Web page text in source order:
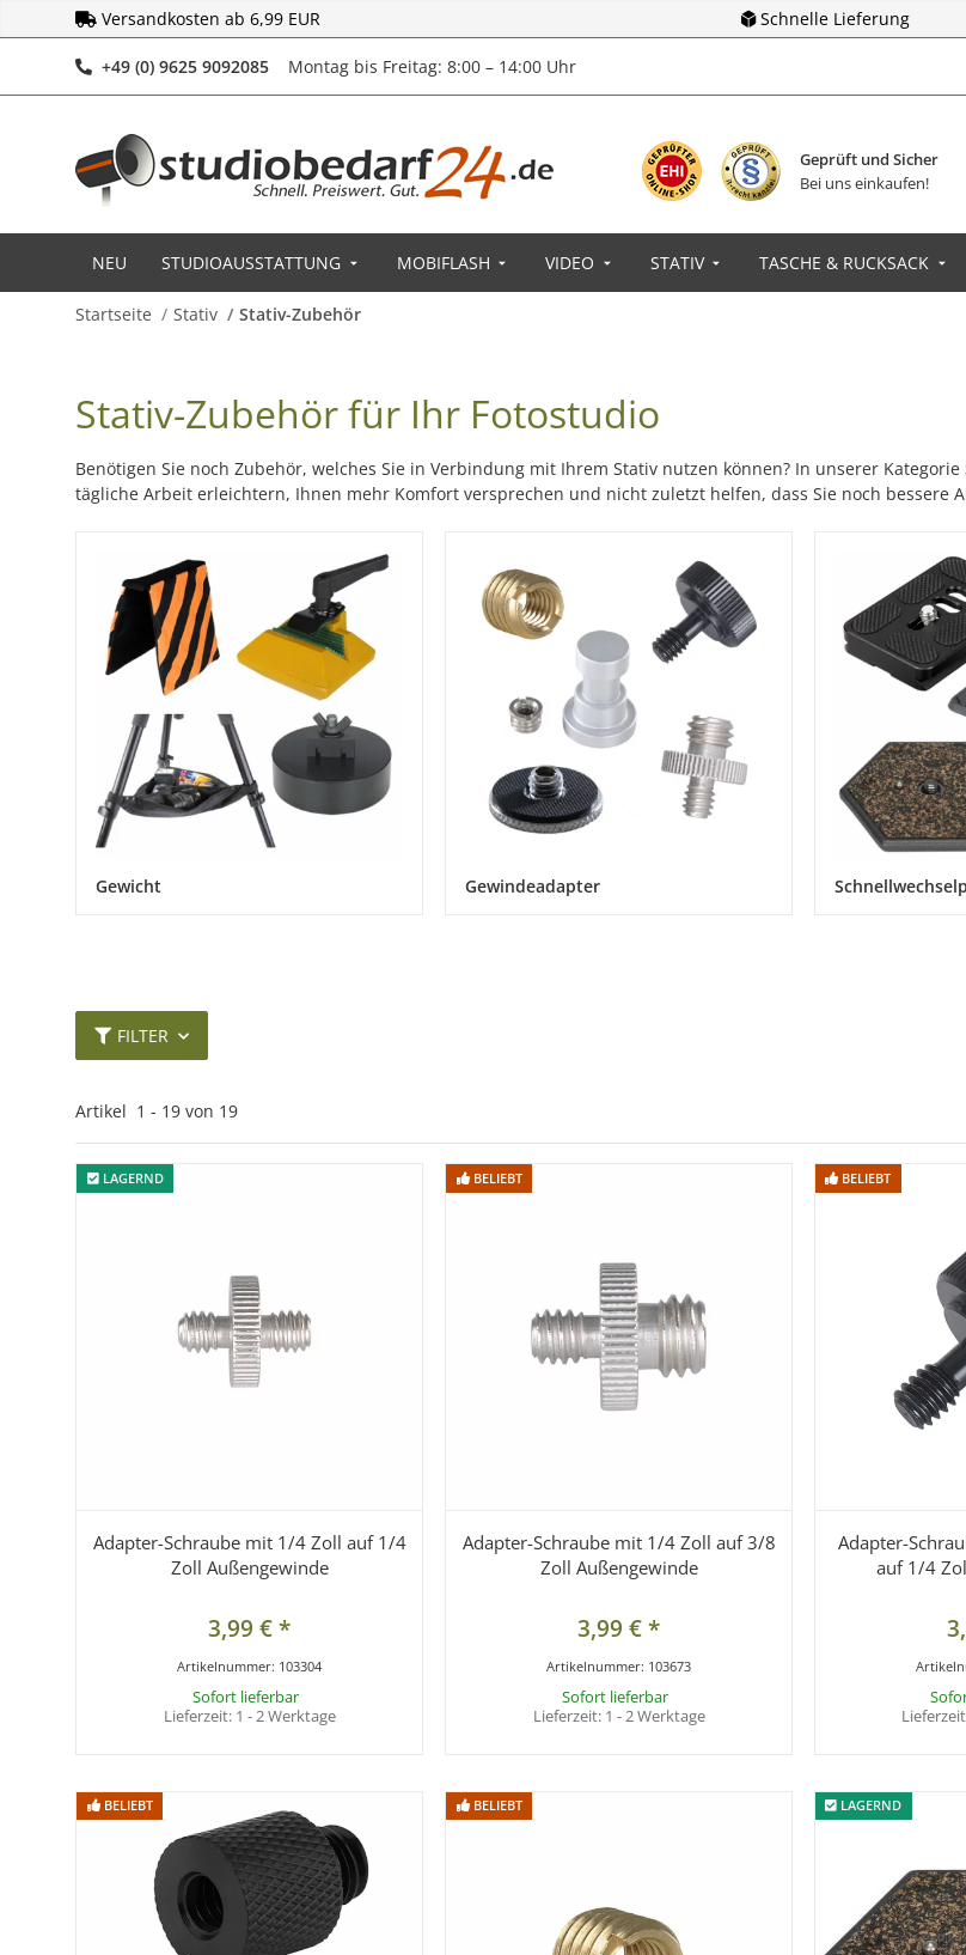
Versandkosten ab 6,99 EUR Schnelle Lieferung
+49 (0) 9625 9092085Telefonnummer
Montag bis Freitag: 8:00 – 14:00 Uhr
Geprüft und Sicher
Bei uns einkaufen!
NEU STUDIOAUSSTATTUNG MOBIFLASH VIDEO STATIV TASCHE & RUCKSACK
Startseite Stativ Stativ-Zubehör
Stativ-Zubehör für Ihr Fotostudio
Benötigen Sie noch Zubehör, welches Sie in Verbindung mit Ihrem Stativ nutzen können? In unserer Kategorie
tägliche Arbeit erleichtern, Ihnen mehr Komfort versprechen und nicht zuletzt helfen, dass Sie noch bessere
Gewicht Gewindeadapter
FILTER
Artikel 1 - 19 von 19
LAGERND
LAGERND
Adapter-Schraube mit 1/4 Zoll auf 1/4
Zoll Außengewinde
3,99 €*
Artikelnummer: 103304
Sofort lieferbar
Lieferzeit: 1 - 2 Werktage
BELIEBT
BELIEBT
Adapter-Schraube mit 1/4 Zoll auf 3/8
Zoll Außengewinde
3,99 €*
Artikelnummer: 103673
Sofort lieferbar
Lieferzeit: 1 - 2 Werktage
BELIEBT
BELIEBT
Adapter-
auf 1/4
BELIEBT
BELIEBT BELIEBT
BELIEBT LAGERND
LAGERND